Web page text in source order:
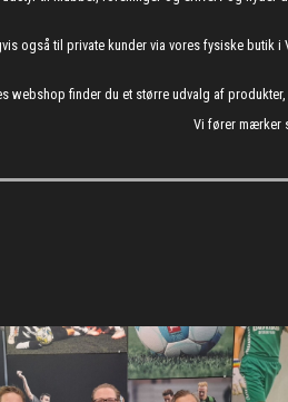
også til private kunder via vores fysiske butik
webshop finder du et større udvalg af
Vi fører mærker